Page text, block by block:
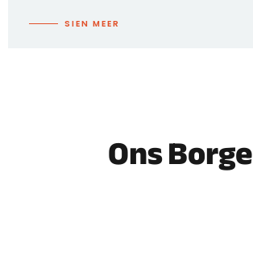
SIEN MEER
Ons Borge